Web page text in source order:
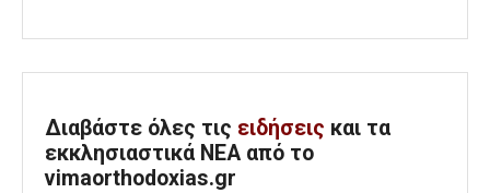
Διαβάστε όλες τις ειδήσεις και τα
εκκλησιαστικά ΝΕΑ από το
vimaorthodoxias.gr